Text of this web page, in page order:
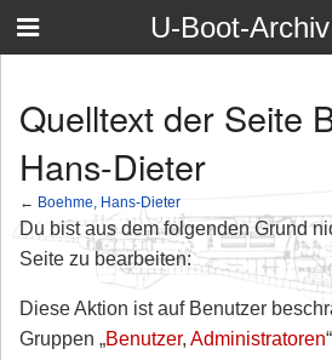
U-Boot-
Quelltext der Seite
Hans-Dieter
← Boehme, Hans-Dieter
Du bist aus dem folgenden Grund
Seite zu bearbeiten:
Diese Aktion ist auf Benutzer
Gruppen „Benutzer, Administratoren